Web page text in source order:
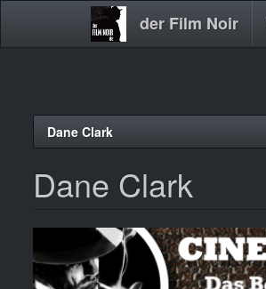
der Film Noir
Main
Dane Clark
Dane Clark